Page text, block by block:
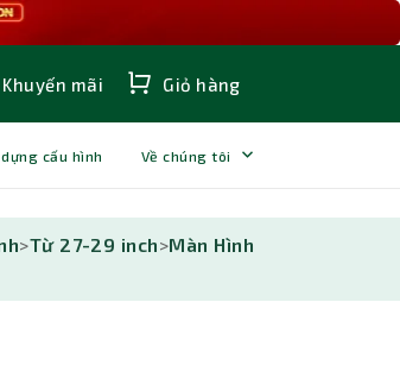
Khuyến mãi Giỏ hàng
dựng cấu hình Về chúng tôi
>Từ 27-29 inch>Màn Hình